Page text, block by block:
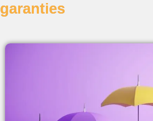
garanties